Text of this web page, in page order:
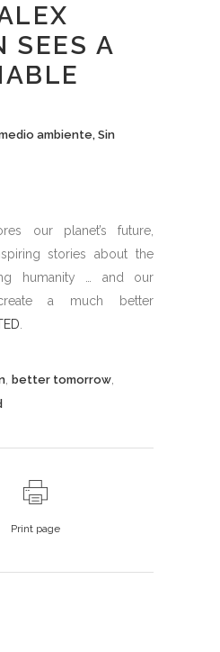
SEES A
ambiente, Sin
our planet’s future,
stories about the
humanity … and our
a much better
better tomorrow
Print page